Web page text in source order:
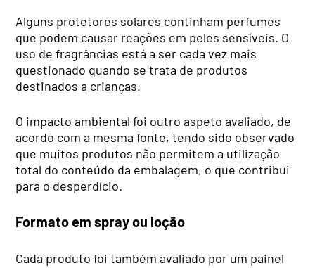
Alguns protetores solares continham perfumes
que podem causar reações em peles sensíveis. O
uso de fragrâncias está a ser cada vez mais
questionado quando se trata de produtos
destinados a crianças.
O impacto ambiental foi outro aspeto avaliado, de
acordo com a mesma fonte, tendo sido observado
que muitos produtos não permitem a utilização
total do conteúdo da embalagem, o que contribui
para o desperdício.
Formato em spray ou loção
Cada produto foi também avaliado por um painel